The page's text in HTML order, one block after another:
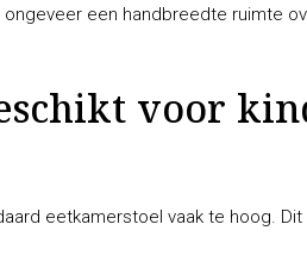
een handbreedte ruimte
voor
eetkamerstoel vaak te hoog.